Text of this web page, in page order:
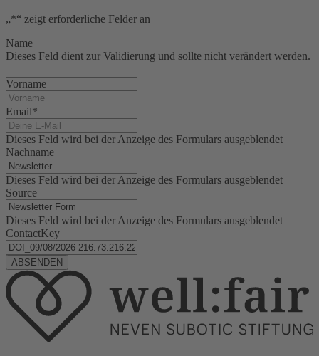
„*“ zeigt erforderliche Felder an
Name
Dieses Feld dient zur Validierung und sollte nicht verändert werden.
Vorname
Email*
Dieses Feld wird bei der Anzeige des Formulars ausgeblendet
Nachname
Dieses Feld wird bei der Anzeige des Formulars ausgeblendet
Source
Dieses Feld wird bei der Anzeige des Formulars ausgeblendet
ContactKey